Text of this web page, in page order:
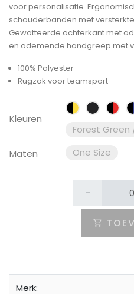
voor personalisatie.
schouderbanden met
Gewatteerde achterkant met
en ademende handgreep met
100% Polyester
Rugzak voor teamsport
Kleuren
Forest Green
Maten
One Size
-
Merk: